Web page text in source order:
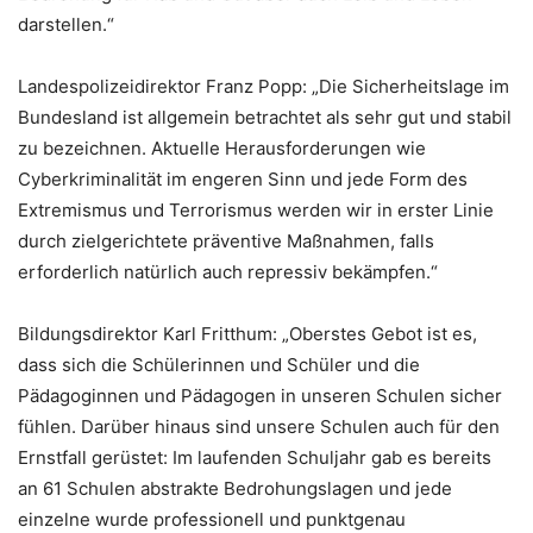
darstellen.“
Landespolizeidirektor Franz Popp: „Die Sicherheitslage im
Bundesland ist allgemein betrachtet als sehr gut und stabil
zu bezeichnen. Aktuelle Herausforderungen wie
Cyberkriminalität im engeren Sinn und jede Form des
Extremismus und Terrorismus werden wir in erster Linie
durch zielgerichtete präventive Maßnahmen, falls
erforderlich natürlich auch repressiv bekämpfen.“
Bildungsdirektor Karl Fritthum: „Oberstes Gebot ist es,
dass sich die Schülerinnen und Schüler und die
Pädagoginnen und Pädagogen in unseren Schulen sicher
fühlen. Darüber hinaus sind unsere Schulen auch für den
Ernstfall gerüstet: Im laufenden Schuljahr gab es bereits
an 61 Schulen abstrakte Bedrohungslagen und jede
einzelne wurde professionell und punktgenau